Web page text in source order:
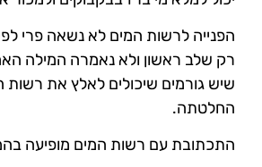
הפנייה לרשות המים לא נשאה פרי
רק שלב ראשון ולא נאמרה המילה
שיש גורמים שיכולים לאלץ את
החלטתה.
התכתובת עם רשות המים מופיעה